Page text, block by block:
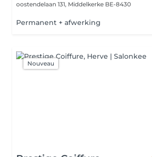
oostendelaan 131, Middelkerke BE-8430
Permanent + afwerking
Nouveau